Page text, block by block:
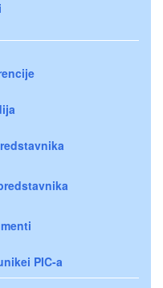
PIC-a